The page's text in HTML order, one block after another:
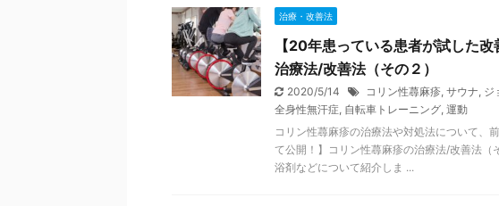
治療・改善法
【20年患っている患者が試した
治療法/改善法（その２）
2020/5/14 コリン性蕁麻疹, サウナ, ジ
全身性無汗症, 自転車トレーニング, 運動
コリン性蕁麻疹の治療法や対処法について、
て公開！】コリン性蕁麻疹の治療法/改善法（
浴剤などについて紹介しま ...